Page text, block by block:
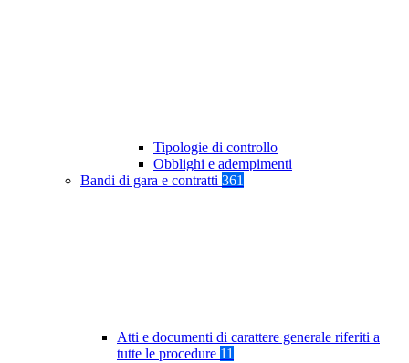
Tipologie di controllo
Obblighi e adempimenti
Bandi di gara e contratti 361
Atti e documenti di carattere generale riferiti a
tutte le procedure 11